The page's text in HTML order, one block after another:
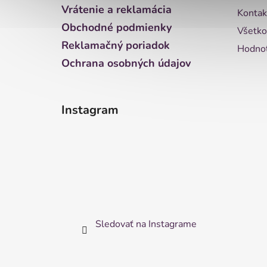
Vrátenie a reklamácia
Obchodné podmienky
Reklamačný poriadok
Ochrana osobných údajov
Instagram
Sledovať na Instagrame